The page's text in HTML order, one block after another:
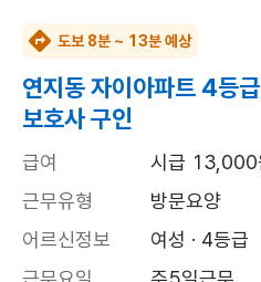
도보 8분 ~ 13분 예상
연지동 자이아파트 4등
보호사 구인
급여
시급 13,000
근무유형
방문요양
어르신정보
여성 · 4등급